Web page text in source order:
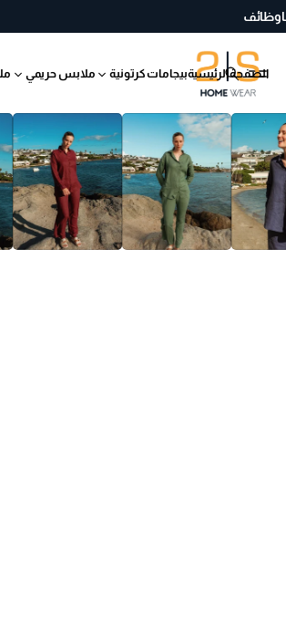
وظائف
لا
30
م
س
ه
ول
ة
الصفحة الرئيسيةبيجامات كرتونية ملابس حريمي